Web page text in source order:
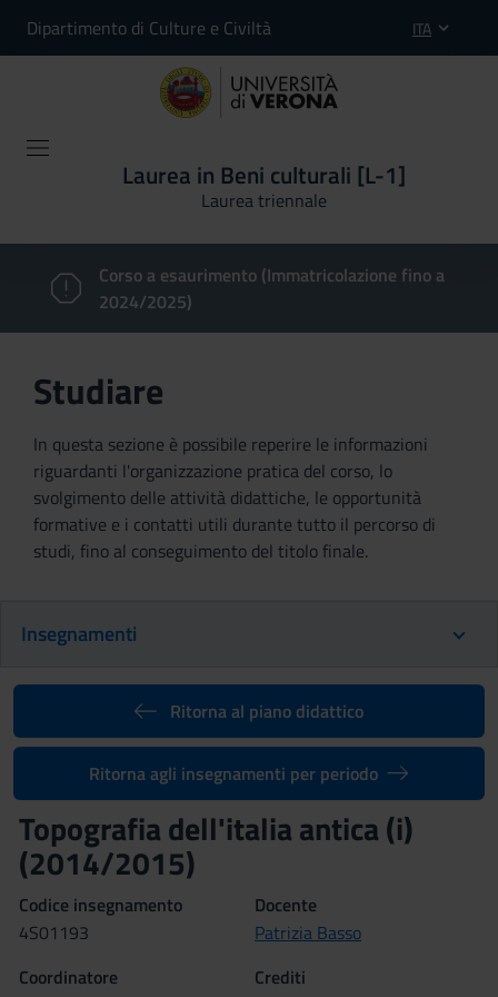
Dipartimento di Culture e Civiltà ITA
Laurea in Beni culturali [L-1]
Laurea triennale
Corso a esaurimento (Immatricolazione fino a
2024/2025)
Studiare
In questa sezione è possibile reperire le informazioni
riguardanti l'organizzazione pratica del corso, lo
svolgimento delle attività didattiche, le opportunità
formative e i contatti utili durante tutto il percorso di
studi, fino al conseguimento del titolo finale.
Insegnamenti
Ritorna al piano didattico
Ritorna agli insegnamenti per periodo
Topografia dell'italia antica (i)
(2014/2015)
Codice insegnamento
4S01193
Docente
Patrizia Basso
Coordinatore
Crediti